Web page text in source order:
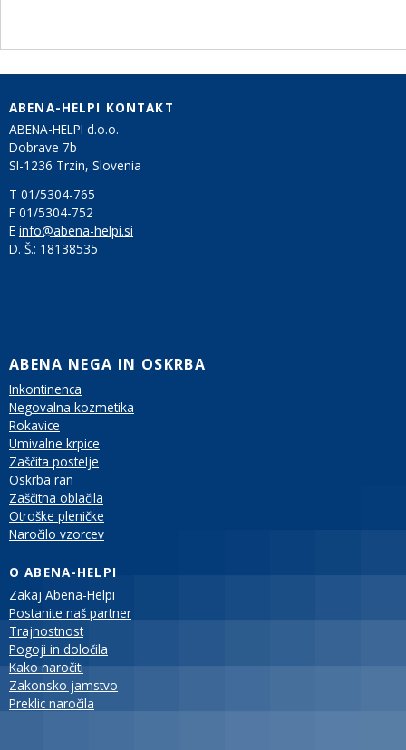
ABENA-HELPI KONTAKT
ABENA-HELPI d.o.o.
Dobrave 7b
SI-1236 Trzin, Slovenia
T 01/5304-765
F 01/5304-752
E info@abena-helpi.si
D. Š.: 18138535
ABENA NEGA IN OSKRBA
Inkontinenca
Negovalna kozmetika
Rokavice
Umivalne krpice
Zaščita postelje
Oskrba ran
Zaščitna oblačila
Otroške pleničke
Naročilo vzorcev
O ABENA-HELPI
Zakaj Abena-Helpi
Postanite naš partner
Trajnostnost
Pogoji in določila
Kako naročiti
Zakonsko jamstvo
Preklic naročila